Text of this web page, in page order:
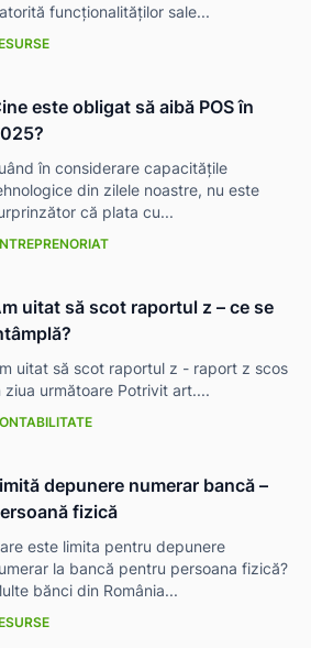
funcționalităților sale...
este obligat să aibă POS în
în considerare capacitățile
din zilele noastre, nu este
că plata cu...
uitat să scot raportul z – ce se
uitat să scot raportul z - raport z scos
ziua următoare Potrivit art....
depunere numerar bancă –
fizică
este limita pentru depunere
la bancă pentru persoana fizică?
bănci din România...